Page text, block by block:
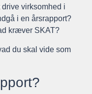
virksomhed i
i en årsrapport?
kræver SKAT?
du skal vide som